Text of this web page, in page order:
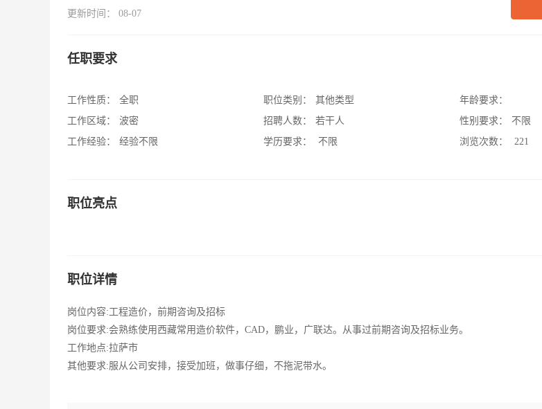
更新时间： 08-07
任职要求
工作性质：
全职
工作区域：
波密
工作经验：
经验不限
职位类别：
其他类型
招聘人数：
若干人
学历要求：
不限
年龄要求：
性别要求：
不限
浏览次数：
221
职位亮点
职位详情
岗位内容:工程造价，前期咨询及招标
岗位要求:会熟练使用西藏常用造价软件，CAD，鹏业，广联达。从事过前期咨询及招标业务。
工作地点:拉萨市
其他要求:服从公司安排，接受加班，做事仔细，不拖泥带水。